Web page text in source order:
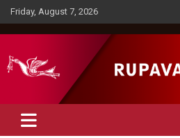
Skip
to
content
Friday, August 7, 2026
Rupavahini News